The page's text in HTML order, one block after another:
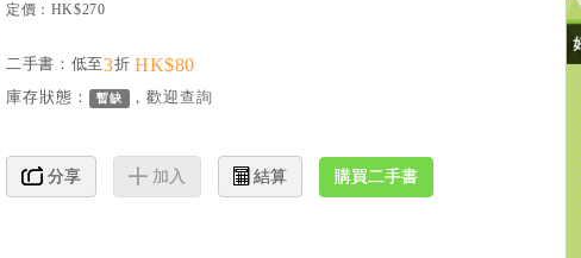
定價：HK$270
二手書：低至3折 HK$80
庫存狀態： 暫缺 ，歡迎查詢
分享 加入 結算 購買二手書